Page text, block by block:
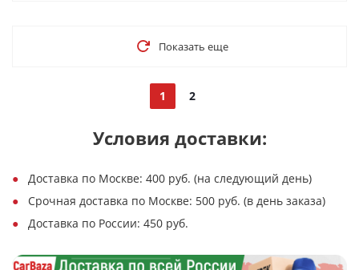
Показать еще
1 2
Условия доставки:
Доставка по Москве: 400 руб. (на следующий день)
Срочная доставка по Москве: 500 руб. (в день заказа)
Доставка по России: 450 руб.